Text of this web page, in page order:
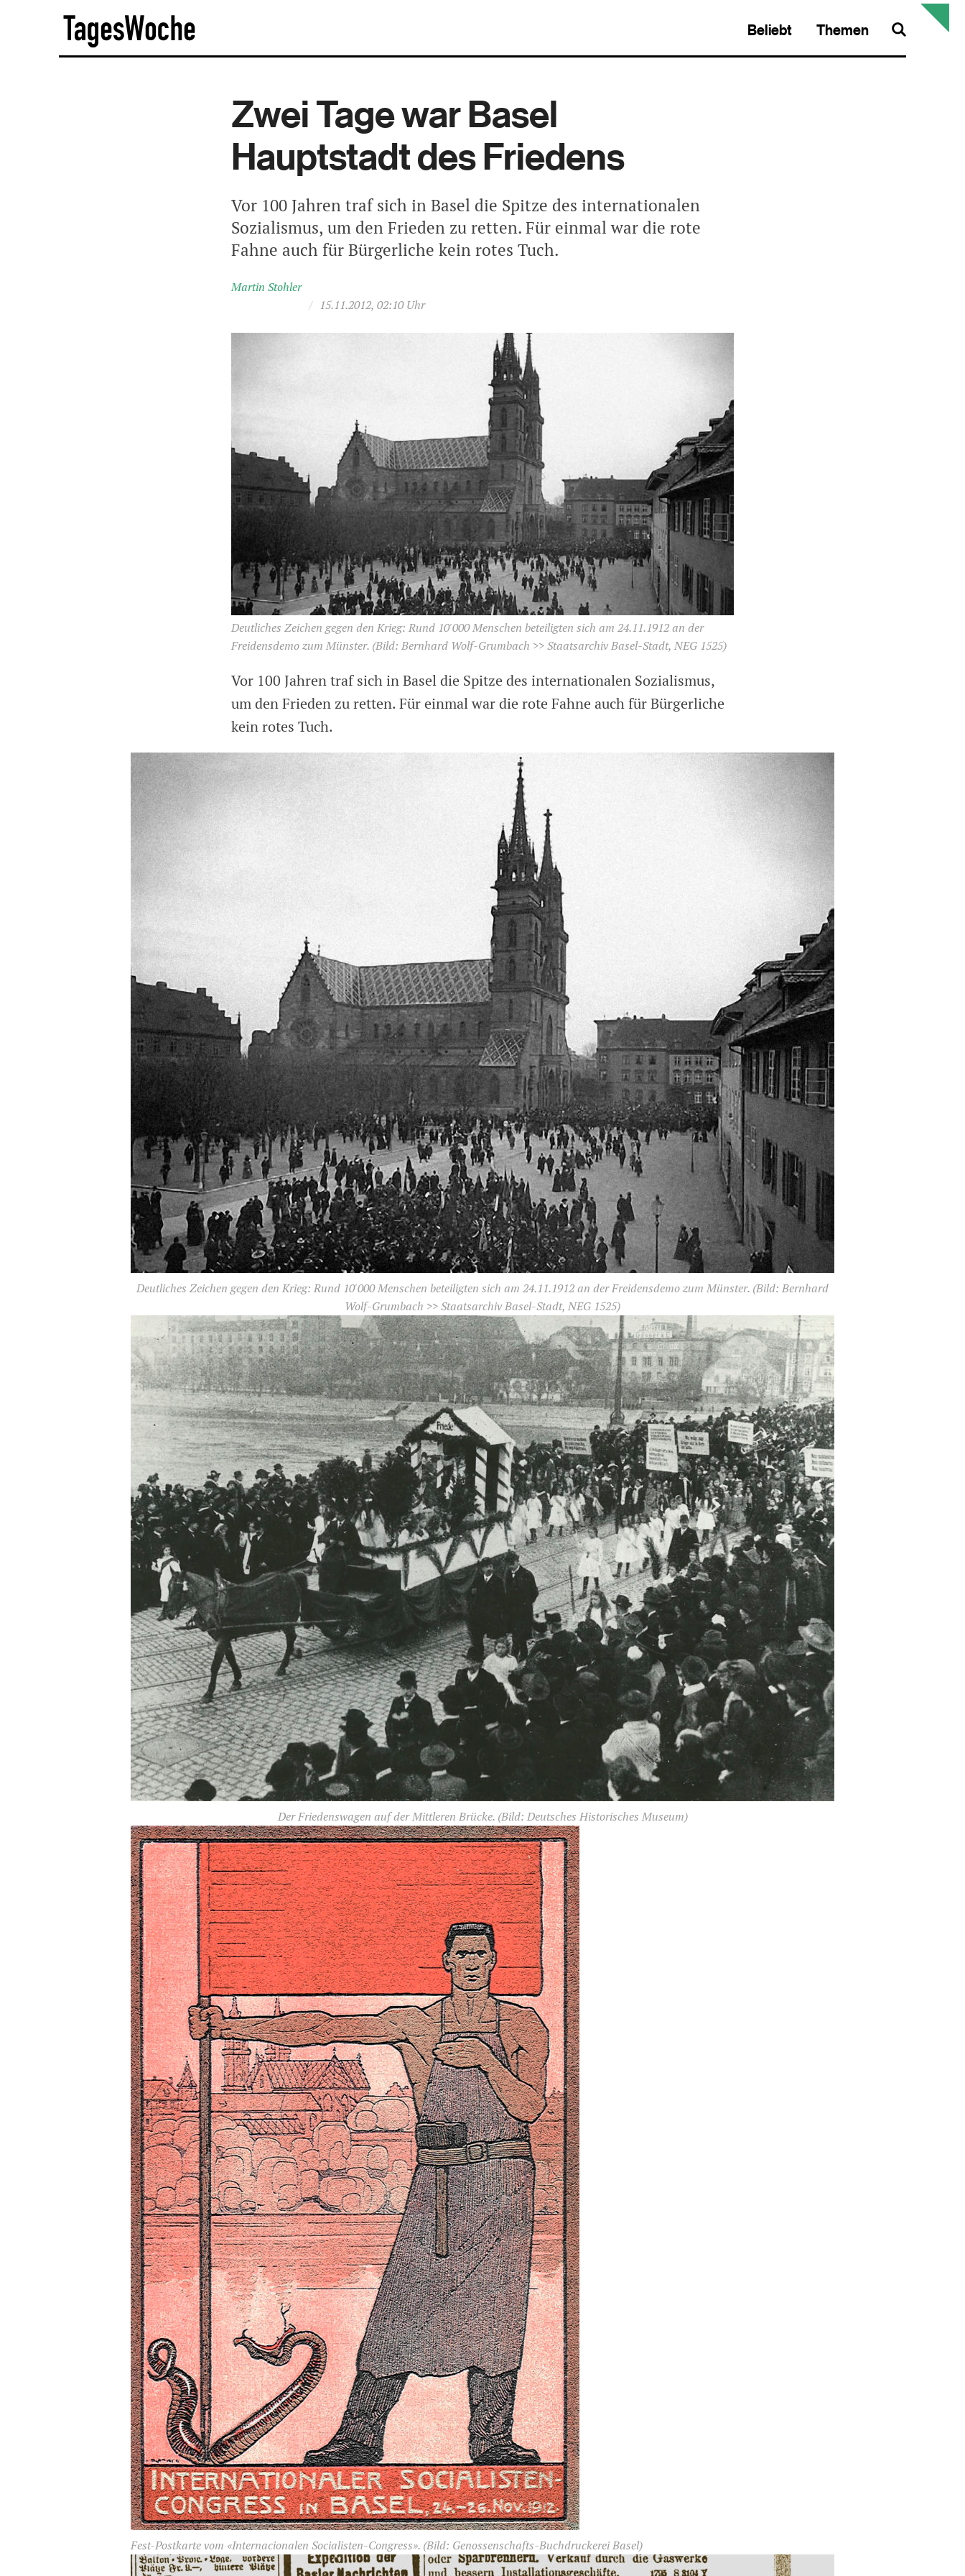
Beliebt Themen
Zwei Tage war Basel
Hauptstadt des Friedens
Vor 100 Jahren traf sich in Basel die Spitze des internationalen
Sozialismus, um den Frieden zu retten. Für einmal war die rote
Fahne auch für Bürgerliche kein rotes Tuch.
Martin Stohler
/ 15.11.2012, 02:10 Uhr
Deutliches Zeichen gegen den Krieg: Rund 10'000 Menschen beteiligten sich am 24.11.1912 an der
Freidensdemo zum Münster. (Bild: Bernhard Wolf-Grumbach >> Staatsarchiv Basel-Stadt, NEG 1525)
Vor 100 Jahren traf sich in Basel die Spitze des internationalen Sozialismus,
um den Frieden zu retten. Für einmal war die rote Fahne auch für Bürgerliche
kein rotes Tuch.
Deutliches Zeichen gegen den Krieg: Rund 10'000 Menschen beteiligten sich am 24.11.1912 an der Freidensdemo zum Münster. (Bild: Bernhard
Wolf-Grumbach >> Staatsarchiv Basel-Stadt, NEG 1525)
Der Friedenswagen auf der Mittleren Brücke.(Bild: Deutsches Historisches Museum)
Fest-Postkarte vom «Internacionalen Socialisten-Congress». (Bild: Genossenschafts-Buchdruckerei Basel)